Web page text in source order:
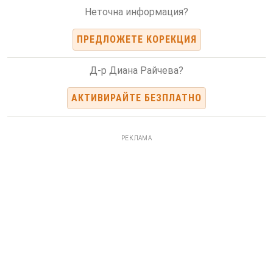
Неточна информация?
ПРЕДЛОЖЕТЕ КОРЕКЦИЯ
Д-р Диана Райчева?
АКТИВИРАЙТЕ БЕЗПЛАТНО
РЕКЛАМА